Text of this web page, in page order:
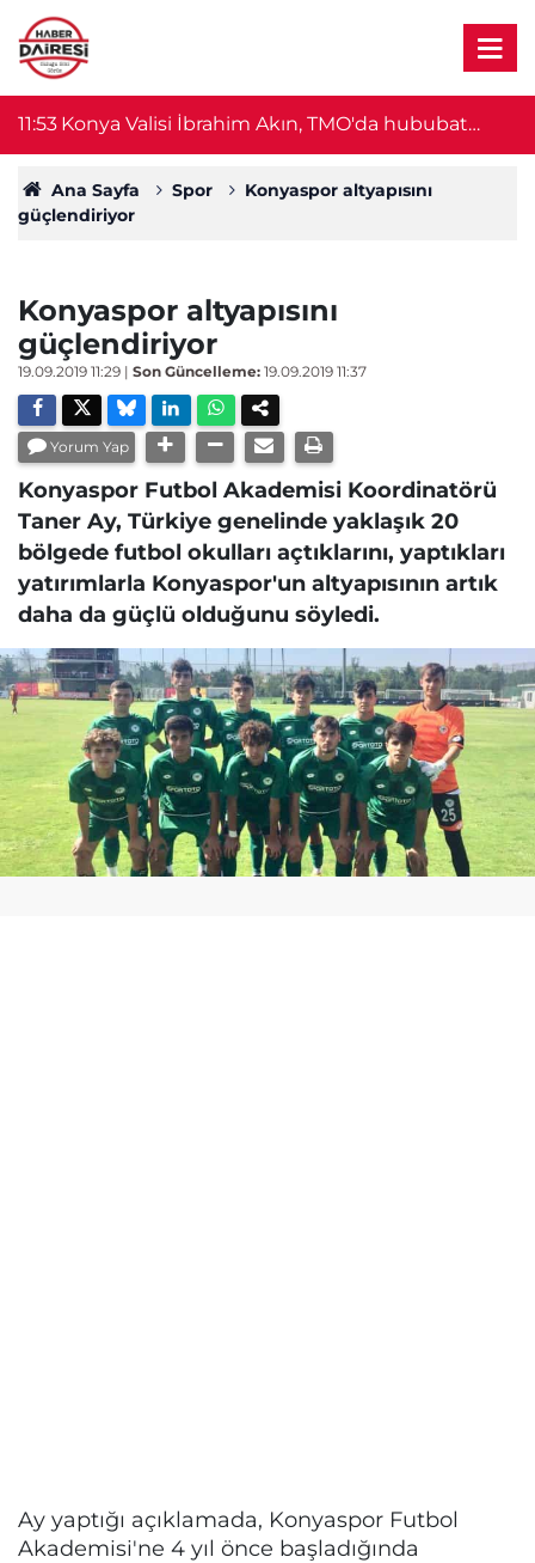
11:53 Konya Valisi İbrahim Akın, TMO'da hububat
alımlarını mercek altına aldı
Ana Sayfa Spor
Konyaspor altyapısını
güçlendiriyor
Konyaspor altyapısını
güçlendiriyor
19.09.2019 11:29 | Son Güncelleme: 19.09.2019 11:37
Yorum Yap
Konyaspor Futbol Akademisi Koordinatörü
Taner Ay, Türkiye genelinde yaklaşık 20
bölgede futbol okulları açtıklarını, yaptıkları
yatırımlarla Konyaspor'un altyapısının artık
daha da güçlü olduğunu söyledi.
Ay yaptığı açıklamada, Konyaspor Futbol
Akademisi'ne 4 yıl önce başladığında